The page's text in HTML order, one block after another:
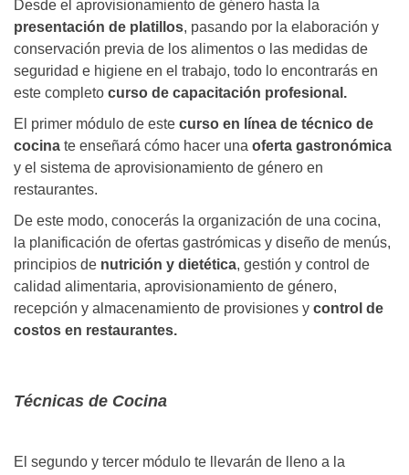
Desde el aprovisionamiento de género hasta la
presentación de platillos, pasando por la elaboración y
conservación previa de los alimentos o las medidas de
seguridad e higiene en el trabajo, todo lo encontrarás en
este completo curso de capacitación profesional.
El primer módulo de este curso en línea de técnico de
cocina te enseñará cómo hacer una oferta gastronómica
y el sistema de aprovisionamiento de género en
restaurantes.
De este modo, conocerás la organización de una cocina,
la planificación de ofertas gastrómicas y diseño de menús,
principios de nutrición y dietética, gestión y control de
calidad alimentaria, aprovisionamiento de género,
recepción y almacenamiento de provisiones y control de
costos en restaurantes.
Técnicas de Cocina
El segundo y tercer módulo te llevarán de lleno a la